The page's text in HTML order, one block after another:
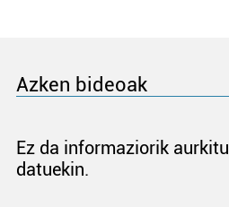
Azken bideoak
Ez da informaziorik
datuekin.